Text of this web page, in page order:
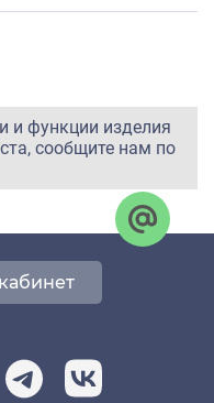
и функции изделия
сообщите нам по